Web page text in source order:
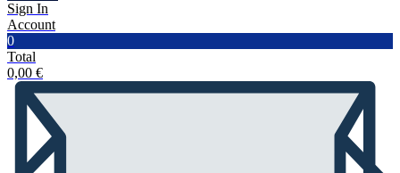
Sign In
Account
0
Total
0,00 €